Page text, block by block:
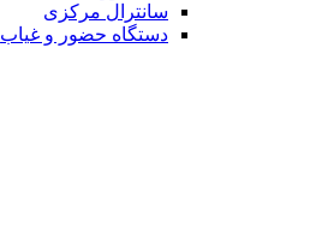
سانترال مرکزی
دستگاه حضور و غیاب